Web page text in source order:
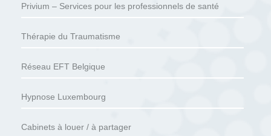
Privium – Services pour les professionnels de santé
Thérapie du Traumatisme
Réseau EFT Belgique
Hypnose Luxembourg
Cabinets à louer / à partager